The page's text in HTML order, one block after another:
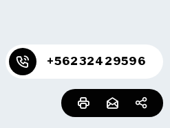
+56232429596